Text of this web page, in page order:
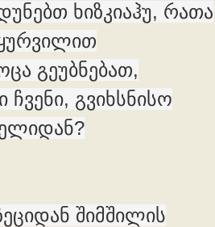
ხიზკიაჰუ, რათა
გეუბნებათ,
გვიხსნისო
შიმშილის